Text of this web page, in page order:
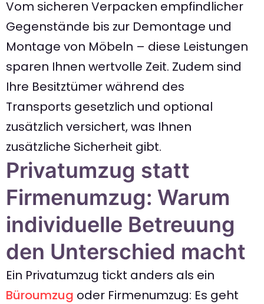
Vom sicheren Verpacken empfindlicher
Gegenstände bis zur Demontage und
Montage von Möbeln – diese Leistungen
sparen Ihnen wertvolle Zeit. Zudem sind
Ihre Besitztümer während des
Transports gesetzlich und optional
zusätzlich versichert, was Ihnen
zusätzliche Sicherheit gibt.
Privatumzug statt
Firmenumzug: Warum
individuelle Betreuung
den Unterschied macht
Ein Privatumzug tickt anders als ein
Büroumzug oder Firmenumzug: Es geht